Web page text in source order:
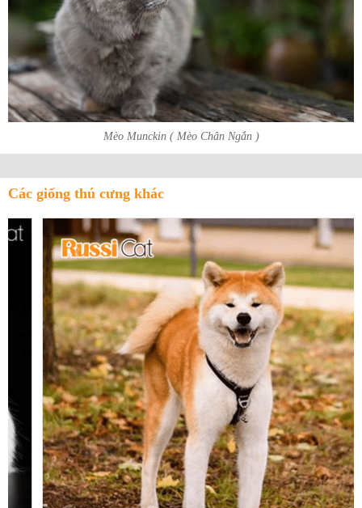
Mèo Munckin ( Mèo Chân Ngắn )
Các giống thú cưng khác